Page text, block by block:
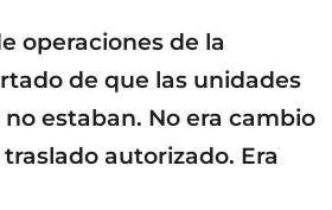
operaciones de la
de que las unidades
estaban. No era cambio
autorizado. Era